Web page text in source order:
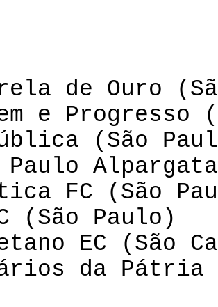
de Ouro
e Progresso
(São
Paulo
FC (São
(São Paulo)
EC (São
da Pátria